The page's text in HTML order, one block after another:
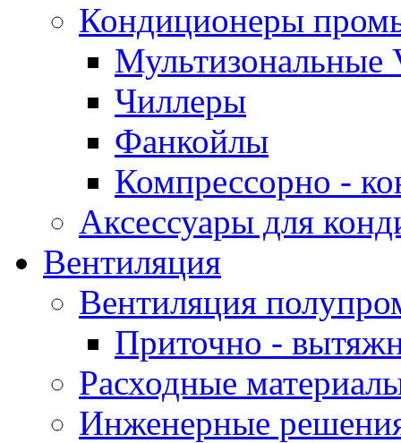
Кондиционеры
Мультизональные
Чиллеры
Фанкойлы
Компрессорно -
Аксессуары для
Вентиляция
Вентиляция
Приточно -
Расходные
Инженерные